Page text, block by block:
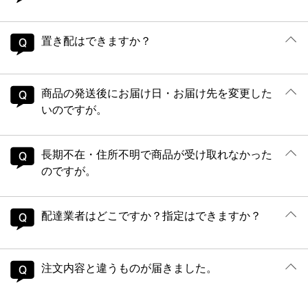
置き配はできますか？
商品の発送後にお届け日・お届け先を変更した
いのですが。
長期不在・住所不明で商品が受け取れなかった
のですが。
配達業者はどこですか？指定はできますか？
注文内容と違うものが届きました。